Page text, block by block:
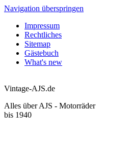
Navigation überspringen
Impressum
Rechtliches
Sitemap
Gästebuch
What's new
Vintage-AJS.de
Alles über AJS - Motorräder
bis 1940